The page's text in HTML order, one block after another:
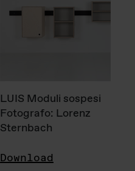
LUIS Moduli sospesi
Fotografo: Lorenz
Sternbach
Download